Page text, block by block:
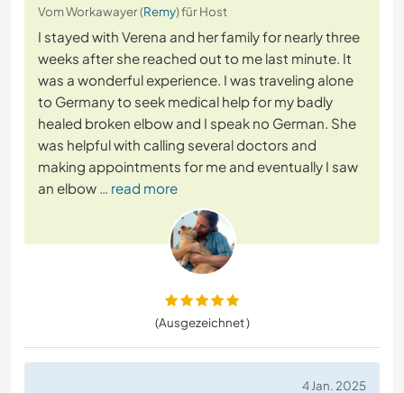
Vom Workawayer (Remy) für Host
I stayed with Verena and her family for nearly three
weeks after she reached out to me last minute. It
was a wonderful experience. I was traveling alone
to Germany to seek medical help for my badly
healed broken elbow and I speak no German. She
was helpful with calling several doctors and
making appointments for me and eventually I saw
an elbow … read more
(Ausgezeichnet )
4 Jan. 2025